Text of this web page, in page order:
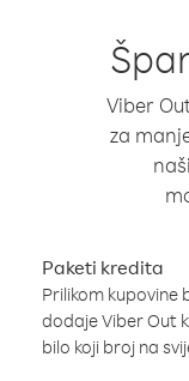
Viber
za
Paketi kredita
Prilikom kupovine
dodaje Viber Out
bilo koji broj na